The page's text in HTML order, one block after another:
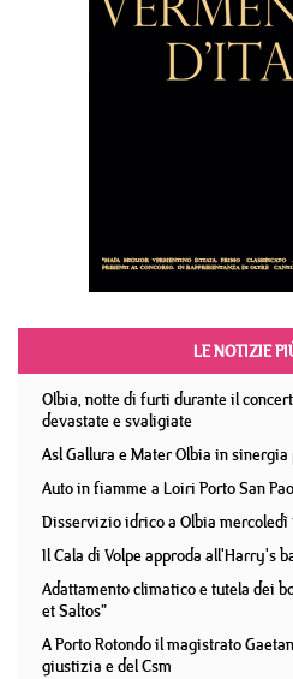
LE NOTIZIE
Olbia, notte di furti durante il
devastate e svaligiate
Asl Gallura e Mater Olbia in
Auto in fiamme a Loiri Porto San
Disservizio idrico a Olbia mercoledì
Il Cala di Volpe approda all'Harry's
Adattamento climatico e tutela dei
et Saltos”
A Porto Rotondo il magistrato
giustizia e del Csm